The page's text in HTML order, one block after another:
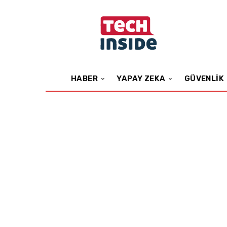
HABER YAPAY ZEKA GÜVENLIK